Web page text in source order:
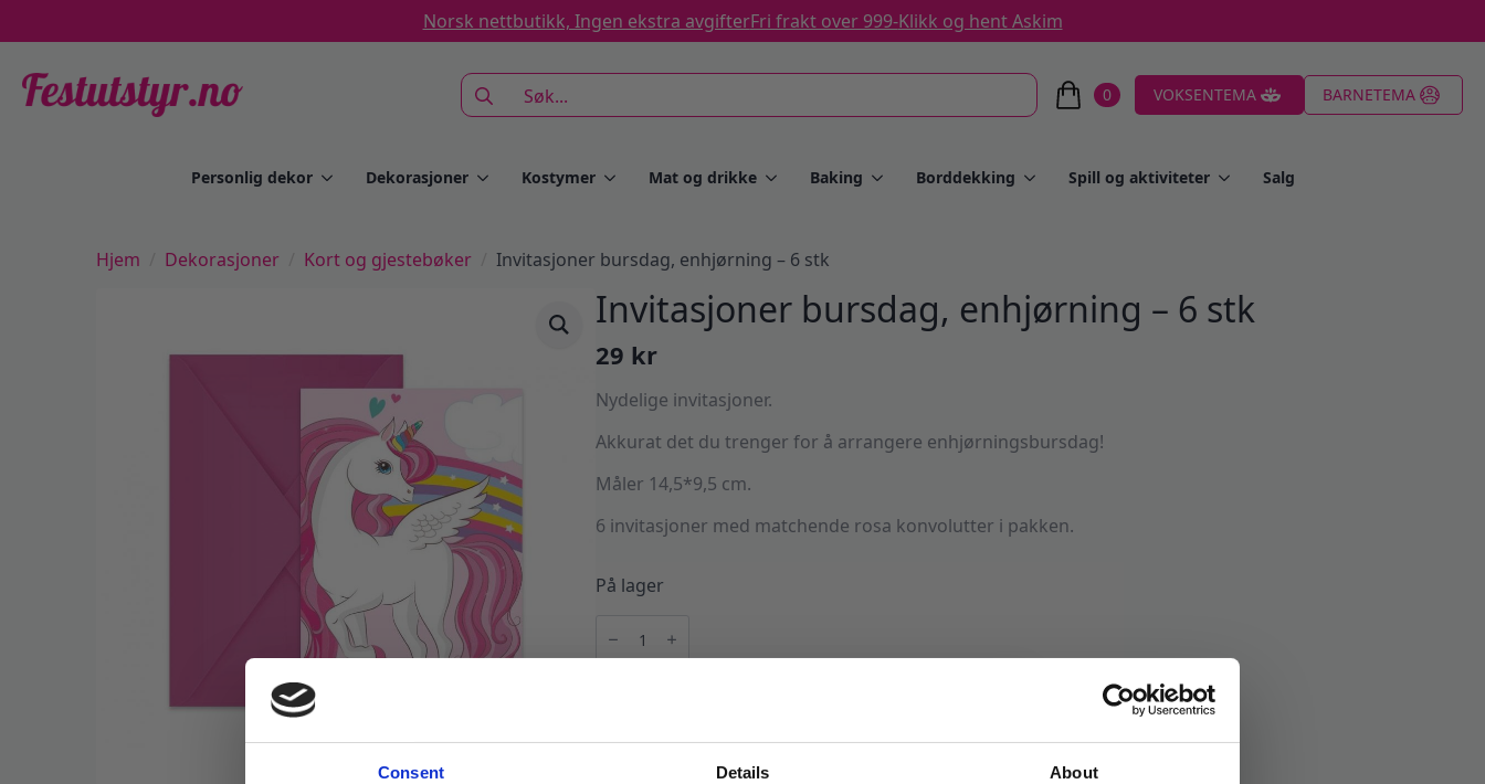
Consent Details About
Norsk nettbutikk, Ingen ekstra avgifterFri frakt over 999-Klikk og hent Askim
Search
for:
0 VOKSENTEMA BARNETEMA
Personlig dekor Dekorasjoner Kostymer Mat og drikke Baking Borddekking Spill og aktiviteter Salg
Hjem Dekorasjoner Kort og gjestebøker Invitasjoner bursdag, enhjørning – 6 stk
Invitasjoner bursdag, enhjørning – 6 stk
29 kr
Nydelige invitasjoner.
Akkurat det du trenger for å arrangere enhjørningsbursdag!
Måler 14,5*9,5 cm.
6 invitasjoner med matchende rosa konvolutter i pakken.
På lager
bursdag,
enhjørning
Produktnummer:104364Kategorier:Dekorasjoner,Kort og gjestebøkerStikkord:Enhjørning